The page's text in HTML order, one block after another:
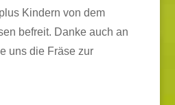
Kindern von dem
befreit. Danke auch an
uns die Fräse zur